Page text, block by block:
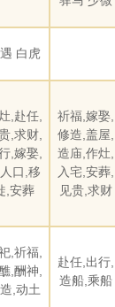
白虎
,赴任,
,求财,
,嫁娶,
口,移
,安葬
祈福,嫁娶,
修造,盖屋,
造庙,作灶,
入宅,安葬,
见贵,求财
,祈福,
,酬神,
,动土
赴任,出行,
造船,乘船